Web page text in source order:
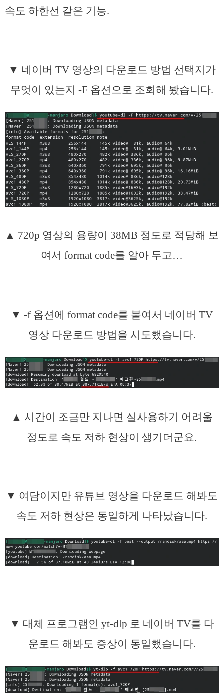
속도 하한선 같은 기능.
▼ 네이버 TV 영상의 다운로드 방법 선택지가
무엇이 있는지 -F 옵션으로 조회해 봤습니다.
▲ 720p 영상의 용량이 38MB 정도로 적당해 보
여서 format code를 알아 두고…
▼ -f 옵션에 format code를 붙여서 네이버 TV
영상 다운로드 방법을 시도했습니다.
▲ 시간이 조금만 지나면 실사용하기 어려울
정도로 속도 저하 현상이 생기더군요.
▼ 여담이지만 유튜브 영상을 다운로드 해봐도
속도 저하 현상은 동일하게 나타났습니다.
▼ 대체 프로그램인 yt-dlp 로 네이버 TV를 다
운로드 해봐도 증상이 동일했습니다.